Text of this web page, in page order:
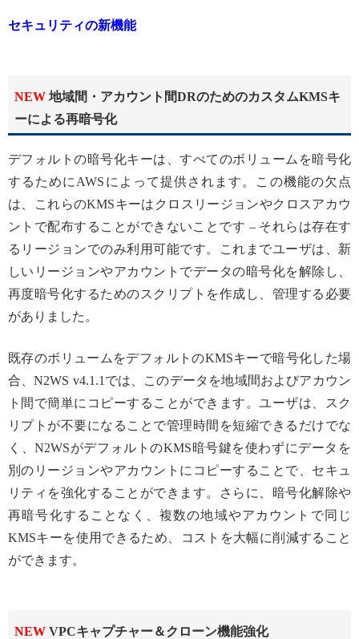
セキュリティの新機能
NEW 地域間・アカウント間DRのためのカスタムKMSキ
ーによる再暗号化
デフォルトの暗号化キーは、すべてのボリュームを暗号化
するためにAWSによって提供されます。この機能の欠点
は、これらのKMSキーはクロスリージョンやクロスアカウ
ントで配布することができないことです – それらは存在す
るリージョンでのみ利用可能です。これまでユーザは、新
しいリージョンやアカウントでデータの暗号化を解除し、
再度暗号化するためのスクリプトを作成し、管理する必要
がありました。
既存のボリュームをデフォルトのKMSキーで暗号化した場
合、N2WS v4.1.1では、このデータを地域間およびアカウン
ト間で簡単にコピーすることができます。ユーザは、スク
リプトが不要になることで管理時間を短縮できるだけでな
く、N2WSがデフォルトのKMS暗号鍵を使わずにデータを
別のリージョンやアカウントにコピーすることで、セキュ
リティを強化することができます。さらに、暗号化解除や
再暗号化することなく、複数の地域やアカウントで同じ
KMSキーを使用できるため、コストを大幅に削減すること
ができます。
NEW VPCキャプチャー＆クローン機能強化